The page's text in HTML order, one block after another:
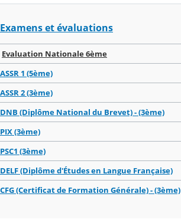
Examens et évaluations
Evaluation Nationale 6ème
ASSR 1 (5ème)
ASSR 2 (3ème)
DNB (Diplôme National du Brevet) - (3ème)
PIX (3ème)
PSC1 (3ème)
DELF (Diplôme d'Études en Langue Française)
CFG (Certificat de Formation Générale) - (3ème)